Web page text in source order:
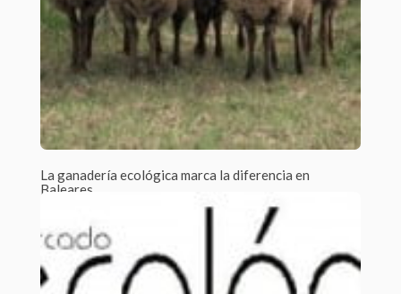
La ganadería ecológica marca la diferencia en
Baleares
Según un reciente estudio publicado por el Ministerio de
Agricultura, Alimentación y Medio Ambiente...